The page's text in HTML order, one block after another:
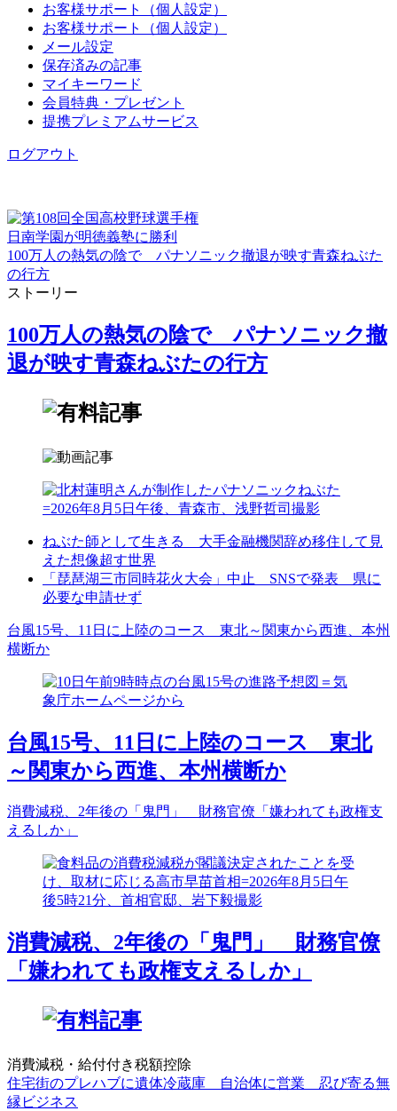
お客様サポート（個人設定）
お客様サポート（個人設定）
メール設定
保存済みの記事
マイキーワード
会員特典・プレゼント
提携プレミアムサービス
ログアウト
日南学園が明徳義塾に勝利
100万人の熱気の陰で パナソニック撤退が映す青森ねぶた
の行方
ストーリー
100万人の熱気の陰で パナソニック撤
退が映す青森ねぶたの行方
ねぶた師として生きる 大手金融機関辞め移住して見
えた想像超す世界
「琵琶湖三市同時花火大会」中止 SNSで発表 県に
必要な申請せず
台風15号、11日に上陸のコース 東北～関東から西進、本州
横断か
台風15号、11日に上陸のコース 東北
～関東から西進、本州横断か
消費減税、2年後の「鬼門」 財務官僚「嫌われても政権支
えるしか」
消費減税、2年後の「鬼門」 財務官僚
「嫌われても政権支えるしか」
消費減税・給付付き税額控除
住宅街のプレハブに遺体冷蔵庫 自治体に営業 忍び寄る無
縁ビジネス